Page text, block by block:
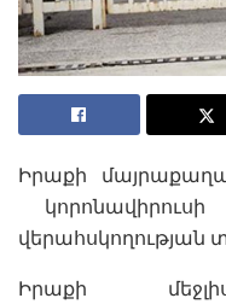
Իրաքի
վերահսկողության
Իրաքի